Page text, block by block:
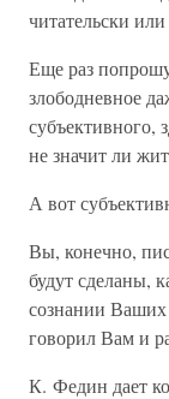
читательски
Еще раз
злободневное
субъективного,
не значит ли
А вот
Вы, конечно,
будут сделаны,
сознании
говорил Вам и
К. Федин дает